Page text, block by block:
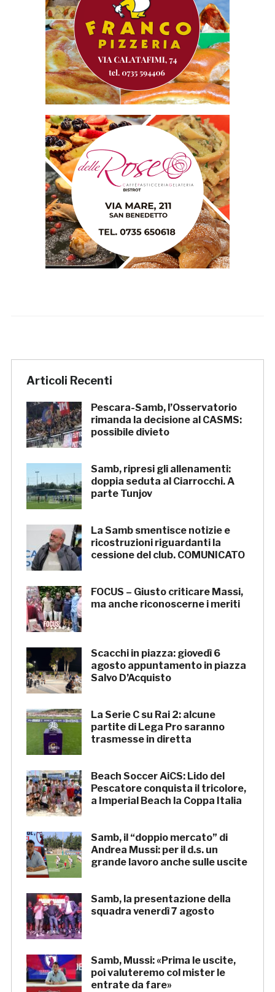
Articoli Recenti
Pescara-Samb, l’Osservatorio
rimanda la decisione al CASMS:
possibile divieto
Samb, ripresi gli allenamenti:
doppia seduta al Ciarrocchi. A
parte Tunjov
La Samb smentisce notizie e
ricostruzioni riguardanti la
cessione del club. COMUNICATO
FOCUS – Giusto criticare Massi,
ma anche riconoscerne i meriti
Scacchi in piazza: giovedì 6
agosto appuntamento in piazza
Salvo D’Acquisto
La Serie C su Rai 2: alcune
partite di Lega Pro saranno
trasmesse in diretta
Beach Soccer AiCS: Lido del
Pescatore conquista il tricolore,
a Imperial Beach la Coppa Italia
Samb, il “doppio mercato” di
Andrea Mussi: per il d.s. un
grande lavoro anche sulle uscite
Samb, la presentazione della
squadra venerdì 7 agosto
Samb, Mussi: «Prima le uscite,
poi valuteremo col mister le
entrate da fare»